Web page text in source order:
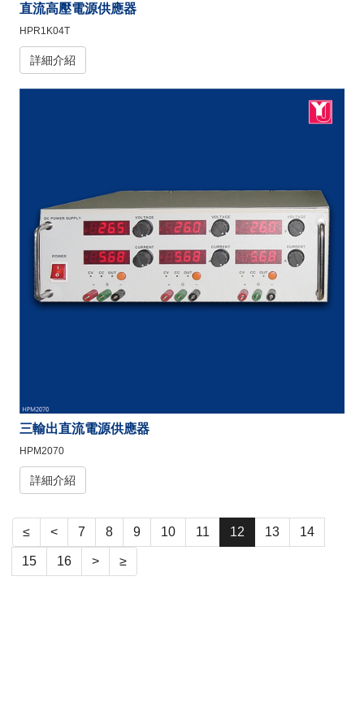
直流高壓電源供應器
HPR1K04T
詳細介紹
三輸出直流電源供應器
HPM2070
詳細介紹
≤ < 7 8 9 10 11 12 13 14
15 16 > ≥